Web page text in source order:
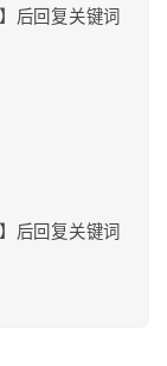
后回复关键词
后回复关键词